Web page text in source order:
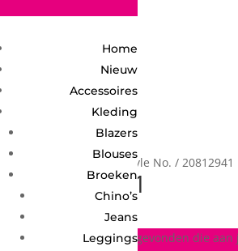
Home
Nieuw
Accessoires
Kleding
Blazers
Blouses
Broeken
Chino’s
Jeans
Leggings
/ Product Style No. / 20812941
20812941
Geen producten gevonden die